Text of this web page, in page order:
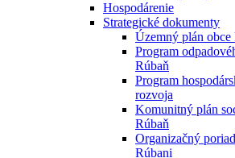
Hospodárenie
Strategické dokumenty
Územný plán obce
Program
Rúbaň
Program
rozvoja
Komunitný plán
Rúbaň
Organizačný
Rúbani